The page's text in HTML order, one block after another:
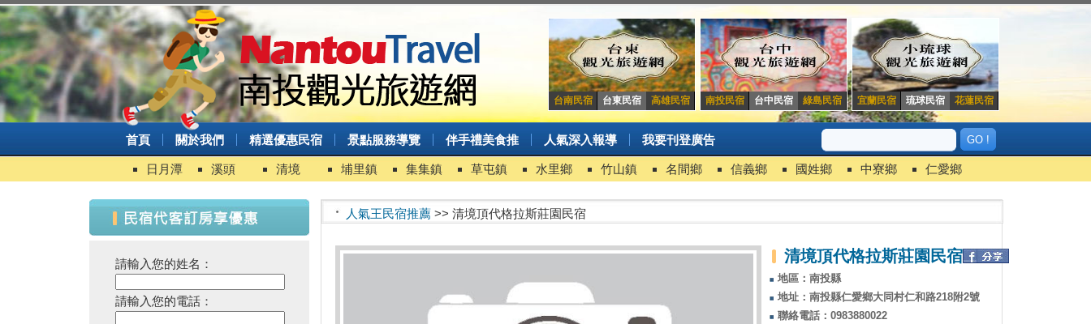
台南民宿 台東民宿 高雄民宿 南投民宿 台中民宿 綠島民宿 宜蘭民宿 琉球民宿 花蓮民宿
首頁 關於我們 精選優惠民宿 景點服務導覽 伴手禮美食推 人氣深入報導 我要刊登廣告
日月潭 溪頭 清境 埔里鎮 集集鎮 草屯鎮 水里鄉 竹山鎮 名間鄉 信義鄉 國姓鄉 中寮鄉 仁愛鄉
請輸入您的姓名：
請輸入您的電話：
人氣王民宿推薦>> 清境頂代格拉斯莊園民宿
清境頂代格拉斯莊園民宿
地區：南投縣
地址：南投縣仁愛鄉大同村仁和路218附2號
聯絡電話：0983880022